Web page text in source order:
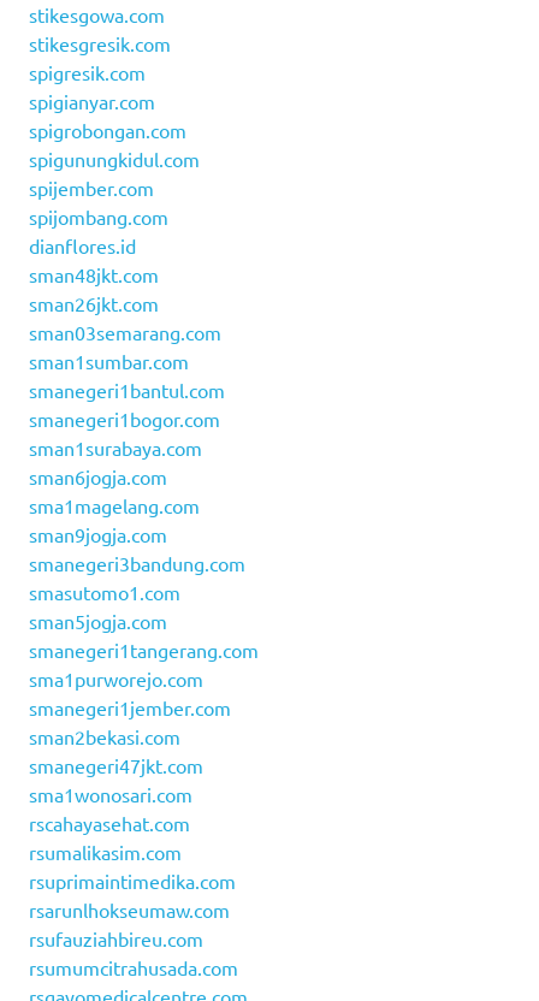
stikesgowa.com
stikesgresik.com
spigresik.com
spigianyar.com
spigrobongan.com
spigunungkidul.com
spijember.com
spijombang.com
dianflores.id
sman48jkt.com
sman26jkt.com
sman03semarang.com
sman1sumbar.com
smanegeri1bantul.com
smanegeri1bogor.com
sman1surabaya.com
sman6jogja.com
sma1magelang.com
sman9jogja.com
smanegeri3bandung.com
smasutomo1.com
sman5jogja.com
smanegeri1tangerang.com
sma1purworejo.com
smanegeri1jember.com
sman2bekasi.com
smanegeri47jkt.com
sma1wonosari.com
rscahayasehat.com
rsumalikasim.com
rsuprimaintimedika.com
rsarunlhokseumaw.com
rsufauziahbireu.com
rsumumcitrahusada.com
rsgayomedicalcentre.com